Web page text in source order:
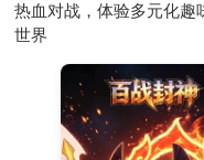
热血对战，体验多元化趣
世界